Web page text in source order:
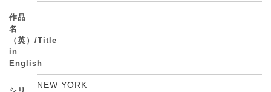
作品
名
（英）/Title
in
English
NEW YORK